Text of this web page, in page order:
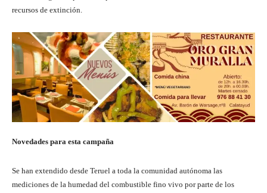
recursos de extinción.
Novedades para esta campaña
Se han extendido desde Teruel a toda la comunidad autónoma las
mediciones de la humedad del combustible fino vivo por parte de los